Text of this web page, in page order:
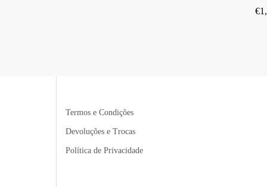
€
Termos e Condições
Devoluções e Trocas
Política de Privacidade